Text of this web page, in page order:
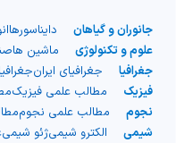
جانوران و گیاهان دایناسورها
علوم و تکنولوژی
ماشین ها
جغرافیا
جغرافیای ایران
فیزیک
مطالب علمی فیزیک
نجوم
مطالب علمی نجوم
شیمی
الکترو شیمیژئو شیمی